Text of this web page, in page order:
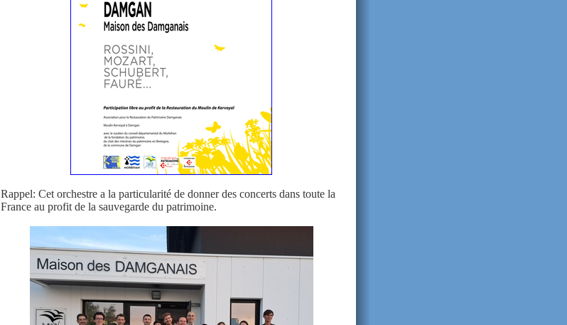
Rappel: Cet orchestre a la particularité de donner des concerts dans toute la
France au profit de la sauvegarde du patrimoine.